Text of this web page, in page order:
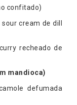
confitado)
cream de dill
recheado de
mandioca)
defumada